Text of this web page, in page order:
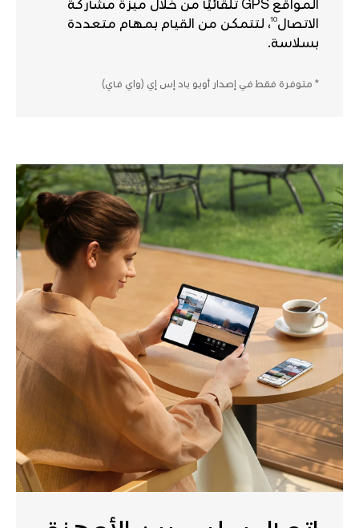
المواقع GPS تلقائيًا من خلال ميزة مشاركة
الاتصال10، لتتمكن من القيام بمهام متعددة
بسلاسة.
* متوفرة فقط في إصدار أوبو باد إس إي (واي فاي)